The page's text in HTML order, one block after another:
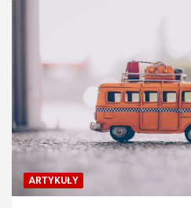
ARTYKUŁY